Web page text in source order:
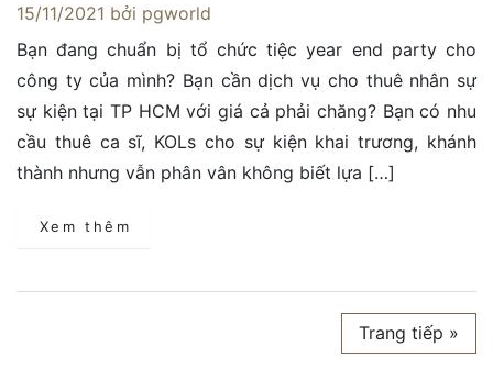
15/11/2021 bởi pgworld
Bạn đang chuẩn bị tổ chức tiệc year end party cho
công ty của mình? Bạn cần dịch vụ cho thuê nhân sự
sự kiện tại TP HCM với giá cả phải chăng? Bạn có nhu
cầu thuê ca sĩ, KOLs cho sự kiện khai trương, khánh
thành nhưng vẫn phân vân không biết lựa […]
Xem thêm
Trang tiếp »